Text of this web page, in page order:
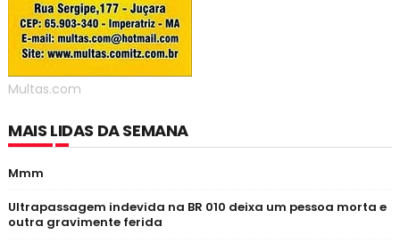
Multas.com
MAIS LIDAS DA SEMANA
Mmm
Ultrapassagem indevida na BR 010 deixa um pessoa morta e
outra gravimente ferida